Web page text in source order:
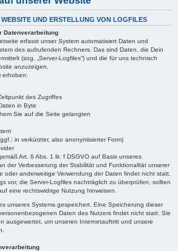
UND ERSTELLUNG VON LOGFILES
Datenverarbeitung
erfasst unser System automatisiert Daten und
des aufrufenden Rechners. Das sind Daten, die Dein
(sog. „Server-Logfiles“) und die für uns technisch
anzuzeigen.
erhoben:
des Zugriffes
in Byte
Sie auf die Seite gelangten
in verkürzter, also anonymisierter Form)
Art. 6 Abs. 1 lit. f DSGVO auf Basis unseres
der Verbesserung der Stabilität und Funktionalität unserer
oder anderweitige Verwendung der Daten findet nicht statt.
vor, die Server-Logfiles nachträglich zu überprüfen, sollten
eine rechtswidrige Nutzung hinweisen.
unseres Systems gespeichert. Eine Speicherung dieser
Daten des Nutzers findet nicht statt. Sie
ausgewertet, um unseren Internetauftritt und unsere